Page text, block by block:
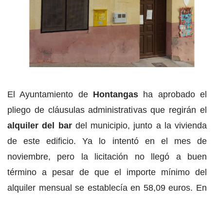
El Ayuntamiento de Hontangas ha aprobado el
pliego de cláusulas administrativas que regirán el
alquiler del bardel municipio, junto a la vivienda
de este edificio. Ya lo intentó en el mes de
noviembre, pero la licitación no llegó a buen
término a pesar de que el importe mínimo del
alquiler mensual se establecía en 58,09 euros. En